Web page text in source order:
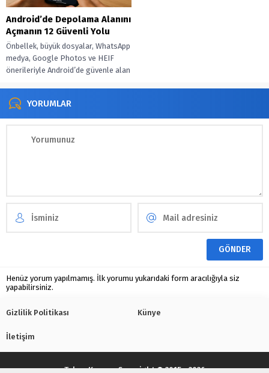
Android’de Depolama Alanını
Açmanın 12 Güvenli Yolu
Önbellek, büyük dosyalar, WhatsApp
medya, Google Photos ve HEIF
önerileriyle Android’de güvenle alan
YORUMLAR
Henüz yorum yapılmamış. İlk yorumu yukarıdaki form aracılığıyla siz
yapabilirsiniz.
Gizlilik Politikası Künye
İletişim
Tekno Kenar- Copyright © 2015 - 2026